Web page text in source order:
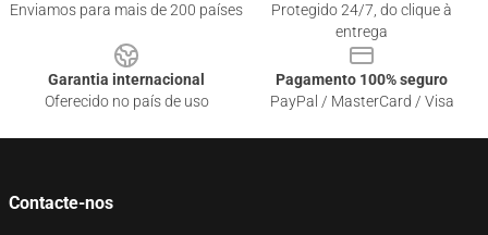
Enviamos para mais de 200 países
Protegido 24/7, do clique à
entrega
Garantia internacional
Oferecido no país de uso
Pagamento 100% seguro
PayPal / MasterCard / Visa
Contacte-nos